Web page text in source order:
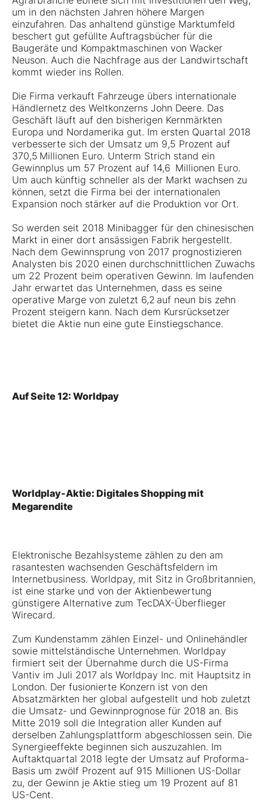
um in den nächsten Jahren höhere Margen
einzufahren. Das anhaltend günstige Marktumfeld
beschert gut gefüllte Auftragsbücher für die
Baugeräte und Kompaktmaschinen von Wacker
Neuson. Auch die Nachfrage aus der Landwirtschaft
kommt wieder ins Rollen.
Die Firma verkauft Fahrzeuge übers internationale
Händlernetz des Weltkonzerns John Deere. Das
Geschäft läuft auf den bisherigen Kernmärkten
Europa und Nordamerika gut. Im ersten Quartal 2018
verbesserte sich der Umsatz um 9,5 Prozent auf
370,5 Millionen Euro. Unterm Strich stand ein
Gewinnplus um 57 Prozent auf 14,6 Millionen Euro.
Um auch künftig schneller als der Markt wachsen zu
können, setzt die Firma bei der internationalen
Expansion noch stärker auf die Produktion vor Ort.
So werden seit 2018 Minibagger für den chinesischen
Markt in einer dort ansässigen Fabrik hergestellt.
Nach dem Gewinnsprung von 2017 prognostizieren
Analysten bis 2020 einen durchschnittlichen Zuwachs
um 22 Prozent beim operativen Gewinn. Im laufenden
Jahr erwartet das Unternehmen, dass es seine
operative Marge von zuletzt 6,2 auf neun bis zehn
Prozent steigern kann. Nach dem Kursrücksetzer
bietet die Aktie nun eine gute Einstiegschance.
Auf Seite 12: Worldpay
Worldplay-Aktie: Digitales Shopping mit
Megarendite
Elektronische Bezahlsysteme zählen zu den am
rasantesten wachsenden Geschäftsfeldern im
Internetbusiness. Worldpay, mit Sitz in Großbritannien,
ist eine starke und von der Aktienbewertung
günstigere Alternative zum TecDAX-Überflieger
Wirecard.
Zum Kundenstamm zählen Einzel- und Onlinehändler
sowie mittelständische Unternehmen. Worldpay
firmiert seit der Übernahme durch die US-Firma
Vantiv im Juli 2017 als Worldpay Inc. mit Hauptsitz in
London. Der fusionierte Konzern ist von den
Absatzmärkten her global aufgestellt und hob zuletzt
die Umsatz- und Gewinnprognose für 2018 an. Bis
Mitte 2019 soll die Integration aller Kunden auf
derselben Zahlungsplattform abgeschlossen sein. Die
Synergieeffekte beginnen sich auszuzahlen. Im
Auftaktquartal 2018 legte der Umsatz auf Proforma-
Basis um zwölf Prozent auf 915 Millionen US-Dollar
zu, der Gewinn je Aktie stieg um 19 Prozent auf 81
US-Cent.